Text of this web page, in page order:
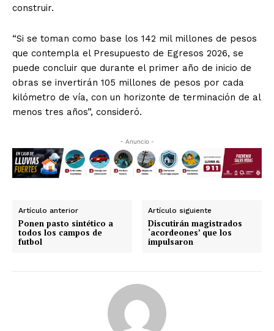
construir.
“Si se toman como base los 142 mil millones de pesos
que contempla el Presupuesto de Egresos 2026, se
puede concluir que durante el primer año de inicio de
obras se invertirán 105 millones de pesos por cada
kilómetro de vía, con un horizonte de terminación de al
menos tres años”, consideró.
- Anuncio -
Artículo anterior
Ponen pasto sintético a
todos los campos de
futbol
Artículo siguiente
Discutirán magistrados
‘acordeones’ que los
impulsaron